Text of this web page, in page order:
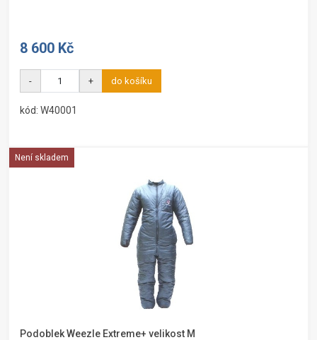
8 600 Kč
- + do košíku
kód: W40001
Není skladem
Podoblek Weezle Extreme+ velikost M